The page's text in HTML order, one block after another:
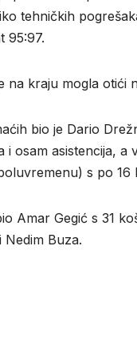
tehničkih
95:97.
na kraju mogla otići
bio je Dario
i osam asistencija,
s po 16
Amar Gegić s 31
Nedim Buza.